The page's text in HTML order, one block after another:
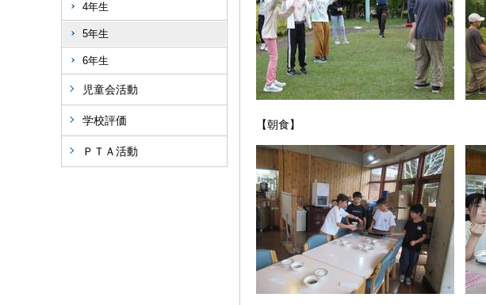
4年生
5年生
6年生
児童会活動
学校評価
ＰＴＡ活動
【朝食】